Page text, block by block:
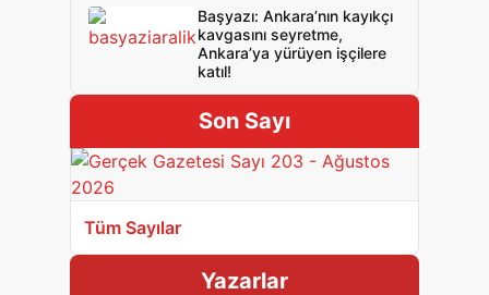
Başyazı: Ankara’nın kayıkçı
kavgasını seyretme,
Ankara’ya yürüyen işçilere
katıl!
Son Sayı
Tüm Sayılar
Yazarlar